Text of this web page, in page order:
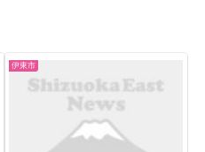
伊東市